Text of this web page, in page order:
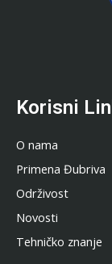
Korisni
O nama
Primena Đubriva
Održivost
Novosti
Tehničko znanje